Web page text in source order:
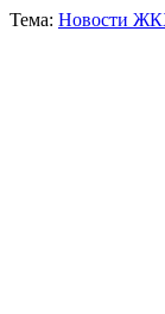
Тема: Новости